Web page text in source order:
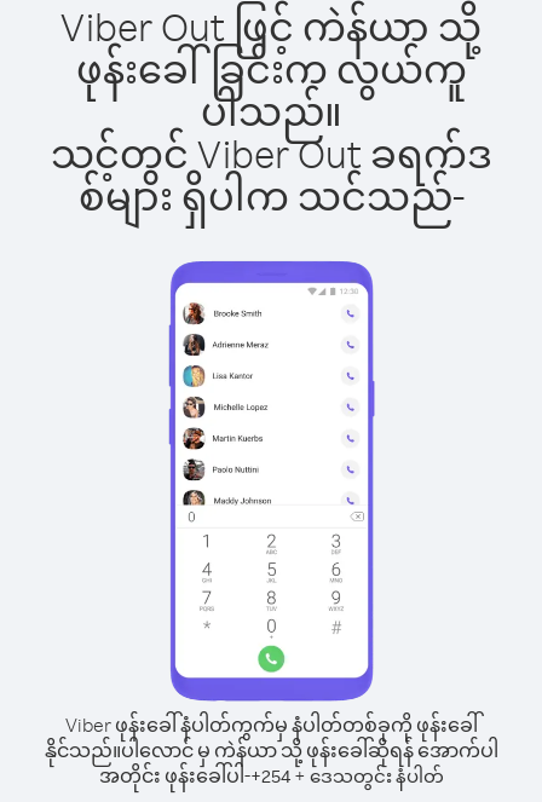
Viber Out ဖြင့် ကဲန်ယာ သို့
ဖုန်းခေါ်ခြင်းက လွယ်ကူ
ပါသည်။
သင့်တွင် Viber Out ခရက်ဒ
စ်များ ရှိပါက သင်သည်-
Viber ဖုန်းခေါ်နံပါတ်ကွက်မှ နံပါတ်တစ်ခုကို ဖုန်းခေါ်
နိုင်သည်။ပါလောင် မှ ကဲန်ယာ သို့ ဖုန်းခေါ်ဆိုရန် အောက်ပါ
အတိုင်း ဖုန်းခေါ်ပါ-+254+ ဒေသတွင်း နံပါတ်